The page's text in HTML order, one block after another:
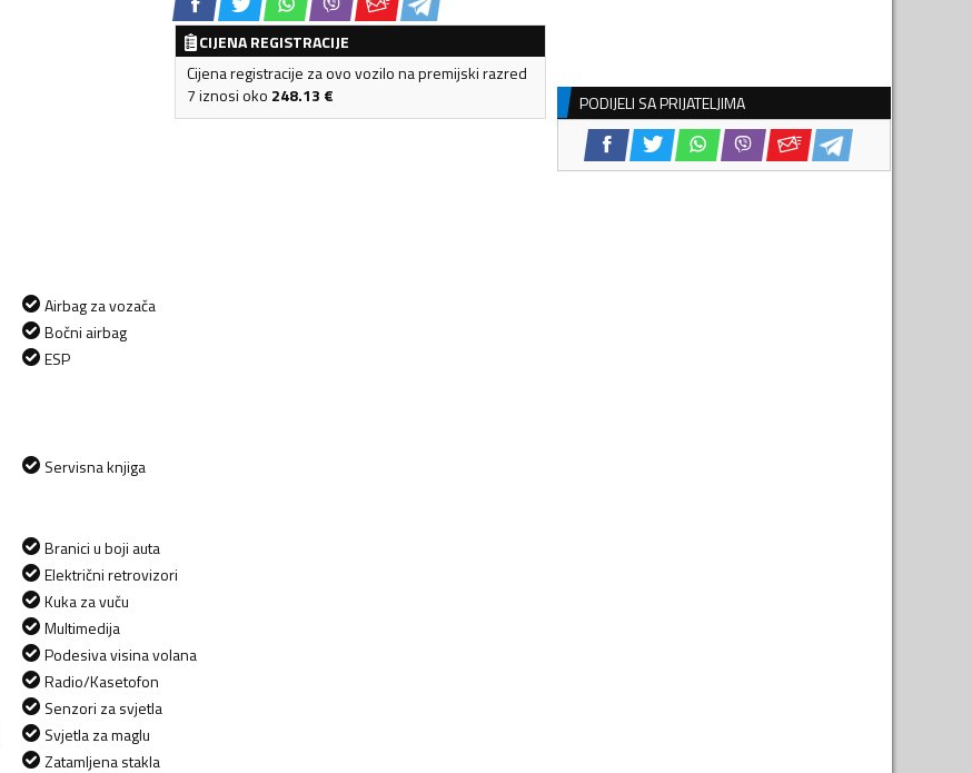
CIJENA REGISTRACIJE
Cijena registracije za ovo vozilo na premijski razred
7 iznosi oko 248.13 €
Airbag za vozača
Bočni airbag
ESP
Servisna knjiga
Branici u boji auta
Električni retrovizori
Kuka za vuču
Multimedija
Podesiva visina volana
Radio/Kasetofon
Senzori za svjetla
Svjetla za maglu
Zatamljena stakla
PODIJELI SA PRIJATELJIMA